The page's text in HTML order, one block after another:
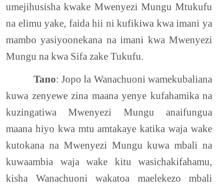
umejihusisha kwake Mwenyezi Mungu Mtukufu
na elimu yake, faida hii ni kufikiwa kwa imani ya
mambo yasiyoonekana na imani kwa Mwenyezi
Mungu na kwa Sifa zake Tukufu.
Tano: Jopo la Wanachuoni wamekubaliana
kuwa zenyewe zina maana yenye kufahamika na
kuzingatiwa Mwenyezi Mungu anaifungua
maana hiyo kwa mtu amtakaye katika waja wake
kutokana na Mwenyezi Mungu kuwa mbali na
kuwaambia waja wake kitu wasichakifahamu,
kisha Wanachuoni wakatoa maelekezo mbali